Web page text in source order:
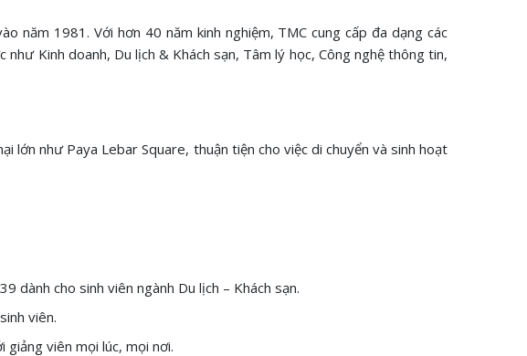
1981. Với hơn 40 năm kinh nghiệm, TMC cung cấp đa dạng các
Kinh doanh, Du lịch & Khách sạn, Tâm lý học, Công nghệ thông tin,
như Paya Lebar Square, thuận tiện cho việc di chuyển và sinh hoạt
cho sinh viên ngành Du lịch – Khách sạn.
viên.
viên mọi lúc, mọi nơi.